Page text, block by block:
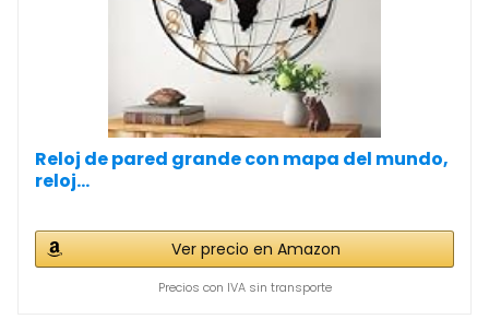
Reloj de pared grande con mapa del mundo,
reloj...
Ver precio en Amazon
Precios con IVA sin transporte